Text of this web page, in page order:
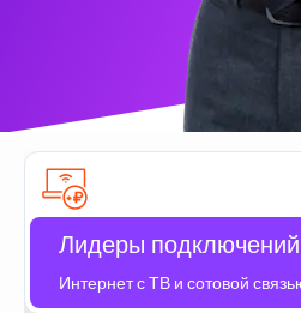
Лидеры подключений
Интернет с ТВ и сотовой